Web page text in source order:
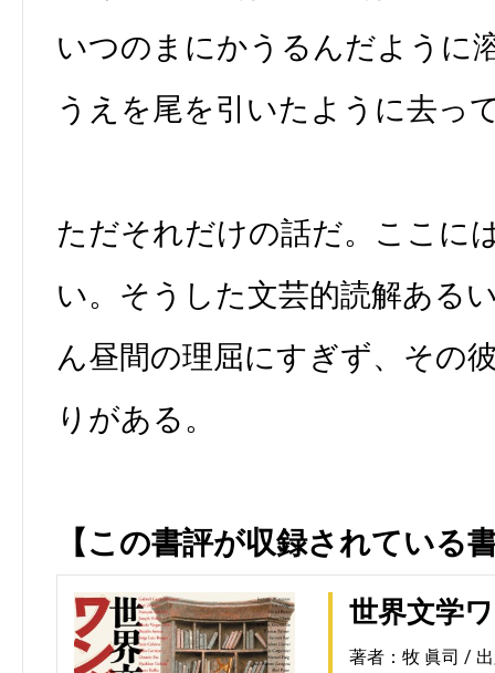
いつのまにかうるんだように
うえを尾を引いたように去っ
ただそれだけの話だ。ここに
い。そうした文芸的読解ある
ん昼間の理屈にすぎず、その
りがある。
【この書評が収録されている
世界文学
著者：牧 眞司